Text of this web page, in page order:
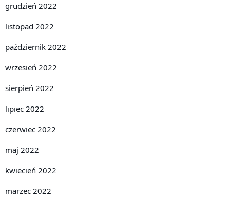
grudzień 2022
listopad 2022
październik 2022
wrzesień 2022
sierpień 2022
lipiec 2022
czerwiec 2022
maj 2022
kwiecień 2022
marzec 2022